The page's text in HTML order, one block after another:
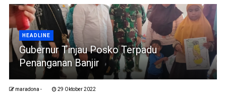
HEADLINE
Gubernur Tinjau Posko Terpadu
Penanganan Banjir
maradona - 29 Oktober 2022